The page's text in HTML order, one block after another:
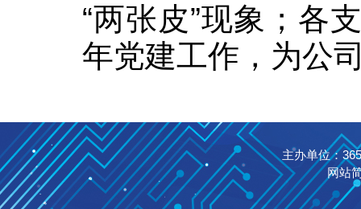
“两张皮”现象；各
年党建工作，为公
主办单位：365
网站